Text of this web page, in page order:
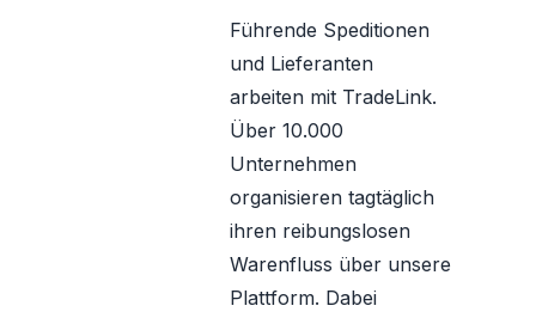
Führende Speditionen
und Lieferanten
arbeiten mit TradeLink.
Über 10.000
Unternehmen
organisieren tagtäglich
ihren reibungslosen
Warenfluss über unsere
Plattform. Dabei